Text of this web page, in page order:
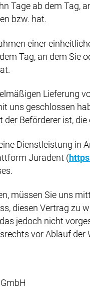
Tage ab dem Tag,
bzw. hat.
einer
Tag, an dem Sie
Lieferung
uns geschlossen
der Beförderer ist,
Dienstleistung in
Juradent (
müssen Sie uns
diesen Vertrag zu
jedoch nicht
vor Ablauf